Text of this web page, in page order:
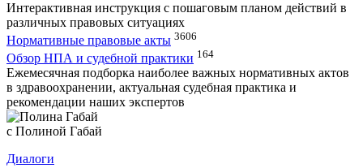
Интерактивная инструкция с пошаговым планом действий в
различных правовых ситуациях
Нормативные правовые акты 3606
Обзор НПА и судебной практики 164
Ежемесячная подборка наиболее важных нормативных актов
в здравоохранении, актуальная судебная практика и
рекомендации наших экспертов
с Полиной Габай
Диалоги